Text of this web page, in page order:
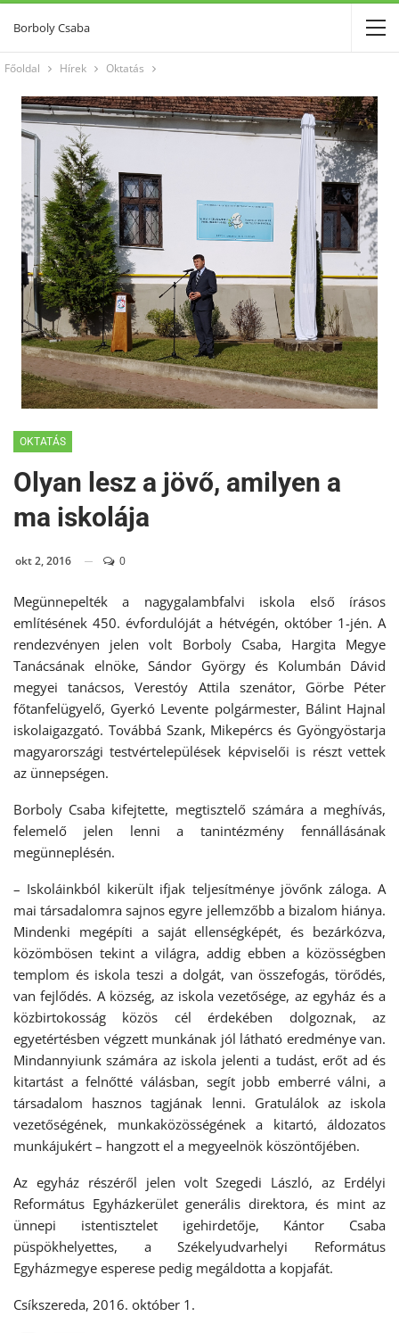
Borboly Csaba
Főoldal Hírek Oktatás
OKTATÁS
Olyan lesz a jövő, amilyen a
ma iskolája
okt 2, 2016 0
Megünnepelték a nagygalambfalvi iskola első írásos
említésének 450. évfordulóját a hétvégén, október 1-jén. A
rendezvényen jelen volt Borboly Csaba, Hargita Megye
Tanácsának elnöke, Sándor György és Kolumbán Dávid
megyei tanácsos, Verestóy Attila szenátor, Görbe Péter
főtanfelügyelő, Gyerkó Levente polgármester, Bálint Hajnal
iskolaigazgató. Továbbá Szank, Mikepércs és Gyöngyöstarja
magyarországi testvértelepülések képviselői is részt vettek
az ünnepségen.
Borboly Csaba kifejtette, megtisztelő számára a meghívás,
felemelő jelen lenni a tanintézmény fennállásának
megünneplésén.
– Iskoláinkból kikerült ifjak teljesítménye jövőnk záloga. A
mai társadalomra sajnos egyre jellemzőbb a bizalom hiánya.
Mindenki megépíti a saját ellenségképét, és bezárkózva,
közömbösen tekint a világra, addig ebben a közösségben
templom és iskola teszi a dolgát, van összefogás, törődés,
van fejlődés. A község, az iskola vezetősége, az egyház és a
közbirtokosság közös cél érdekében dolgoznak, az
egyetértésben végzett munkának jól látható eredménye van.
Mindannyiunk számára az iskola jelenti a tudást, erőt ad és
kitartást a felnőtté válásban, segít jobb emberré válni, a
társadalom hasznos tagjának lenni. Gratulálok az iskola
vezetőségének, munkaközösségének a kitartó, áldozatos
munkájukért – hangzott el a megyeelnök köszöntőjében.
Az egyház részéről jelen volt Szegedi László, az Erdélyi
Református Egyházkerület generális direktora, és mint az
ünnepi istentisztelet igehirdetője, Kántor Csaba
püspökhelyettes, a Székelyudvarhelyi Református
Egyházmegye esperese pedig megáldotta a kopjafát.
Csíkszereda, 2016. október 1.